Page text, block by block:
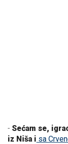
- Sećam se,
iz Niša i sa